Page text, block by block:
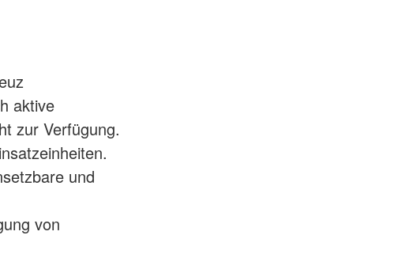
aktive
zur Verfügung.
und
von